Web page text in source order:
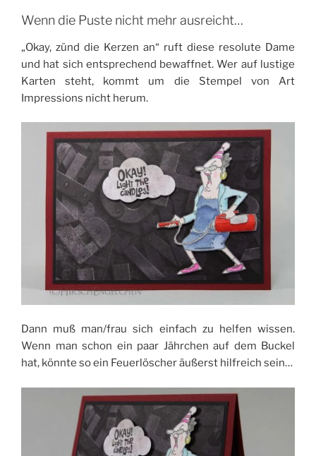
Wenn die Puste nicht mehr ausreicht…
„Okay, zünd die Kerzen an“ ruft diese resolute Dame
und hat sich entsprechend bewaffnet. Wer auf lustige
Karten steht, kommt um die Stempel von Art
Impressions nicht herum.
Dann muß man/frau sich einfach zu helfen wissen.
Wenn man schon ein paar Jährchen auf dem Buckel
hat, könnte so ein Feuerlöscher äußerst hilfreich sein…